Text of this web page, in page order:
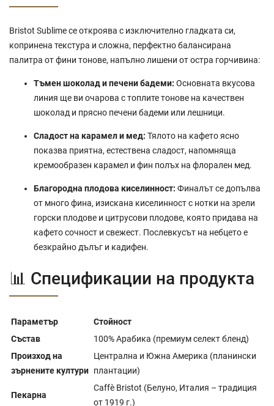
Bristot Sublime се откроява с изключително гладката си,
копринена текстура и сложна, перфектно балансирана
палитра от фини тонове, напълно лишени от остра горчивина:
Тъмен шоколад и печени бадеми: Основната вкусова
линия ще ви очарова с топлите тонове на качествен
шоколад и прясно печени бадеми или лешници.
Сладост на карамел и мед: Тялото на кафето ясно
показва приятна, естествена сладост, напомняща
кремообразен карамел и фин полъх на флорален мед.
Благородна плодова киселинност: Финалът се допълва
от много фина, изискана киселинност с нотки на зрели
горски плодове и цитрусови плодове, която придава на
кафето сочност и свежест. Послевкусът на небцето е
безкрайно дълъг и кадифен.
📊 Спецификации на продукта
Параметър
Стойност
Състав
100% Арабика (премиум селект бленд)
Произход на
зърнените култури
Централна и Южна Америка (планински
плантации)
Пекарна
Caffè Bristot (Белуно, Италия – традиция
от 1919 г.)